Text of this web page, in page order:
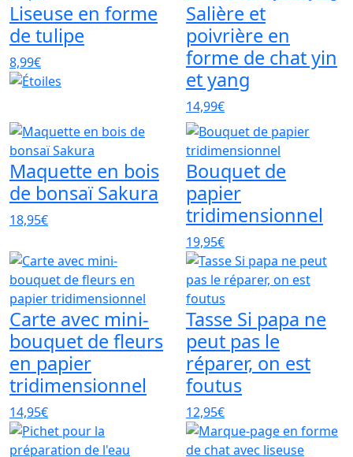
Liseuse en forme
de tulipe
8,99€
Salière et
poivrière en
forme de chat yin
et yang
14,99€
Maquette en bois
de bonsaï Sakura
18,95€
Bouquet de
papier
tridimensionnel
19,95€
Carte avec mini-
bouquet de fleurs
en papier
tridimensionnel
14,95€
Tasse Si papa ne
peut pas le
réparer, on est
foutus
12,95€